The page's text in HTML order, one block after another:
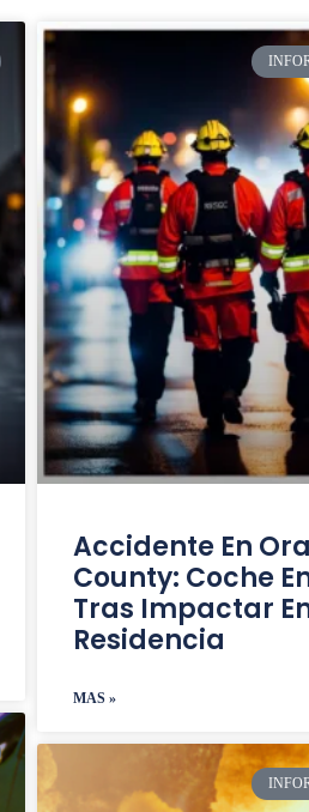
Accidente En
County: Coche
Tras Impactar
Residencia
MAS »